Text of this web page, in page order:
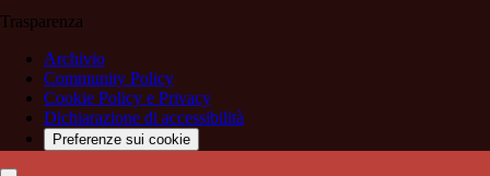
Trasparenza
Archivio
Community Policy
Cookie Policy e Privacy
Dichiarazione di accessibilità
Preferenze sui cookie